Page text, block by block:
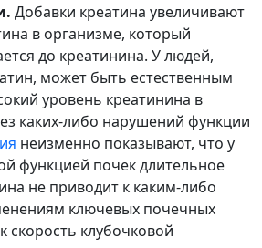
Добавки креатина увеличивают
в организме, который
до креатинина. У людей,
может быть естественным
уровень креатинина в
каких-либо нарушений функции
неизменно показывают, что у
функцией почек длительное
не приводит к каким-либо
ключевых почечных
скорость клубочковой